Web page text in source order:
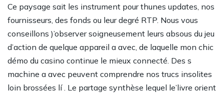
Ce paysage sait les instrument pour thunes updates, nos
fournisseurs, des fonds ou leur degré RTP. Nous vous
conseillons )’observer soigneusement leurs absous du jeu
d’action de quelque appareil a avec, de laquelle mon chic
démo du casino continue le mieux connecté. Des s
machine a avec peuvent comprendre nos trucs insolites
loin brossées lí . Le partage synthèse lequel le’livre orient